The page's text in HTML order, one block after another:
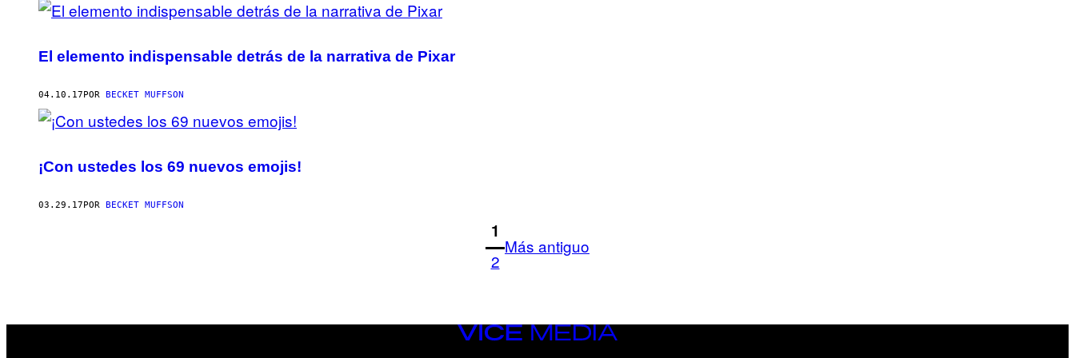
El elemento indispensable detrás de la narrativa de Pixar
04.10.17 POR BECKET MUFFSON
¡Con ustedes los 69 nuevos emojis!
03.29.17 POR BECKET MUFFSON
1
2
Más antiguo
VICE